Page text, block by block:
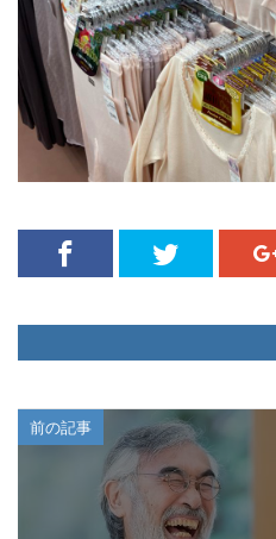
前の記事